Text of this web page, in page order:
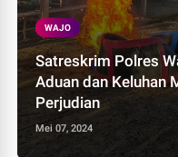
WAJO
Satreskrim Polres
Aduan dan Keluhan
Perjudian
Mei 07, 2024